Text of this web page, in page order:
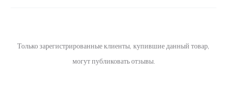
Только зарегистрированные клиенты, купившие данный товар,
могут публиковать отзывы.